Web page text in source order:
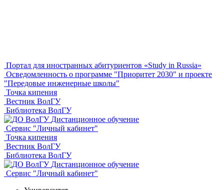
Портал для иностранных абитуриентов «Study in Russia»
Осведомленность о программе "Приоритет 2030" и проекте
"Передовые инженерные школы"
Точка кипения
Вестник ВолГУ
Библиотека ВолГУ
Дистанционное обучение
Сервис "Личный кабинет"
Точка кипения
Вестник ВолГУ
Библиотека ВолГУ
Дистанционное обучение
Сервис "Личный кабинет"